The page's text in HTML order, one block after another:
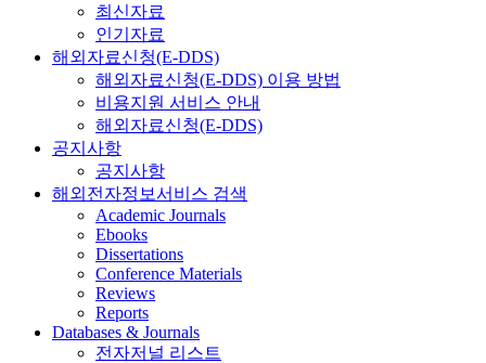
최신자료
인기자료
해외자료신청(E-DDS)
해외자료신청(E-DDS) 이용 방법
비용지원 서비스 안내
해외자료신청(E-DDS)
공지사항
공지사항
해외전자정보서비스 검색
Academic Journals
Ebooks
Dissertations
Conference Materials
Reviews
Reports
Databases & Journals
전자저널 리스트